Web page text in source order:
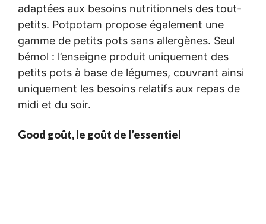
adaptées aux besoins nutritionnels des tout-
petits. Potpotam propose également une
gamme de petits pots sans allergènes. Seul
bémol : l’enseigne produit uniquement des
petits pots à base de légumes, couvrant ainsi
uniquement les besoins relatifs aux repas de
midi et du soir.
Good goût, le goût de l’essentiel